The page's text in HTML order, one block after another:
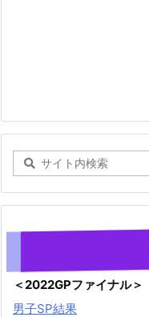
＜2022GPファイナル＞
男子SP結果